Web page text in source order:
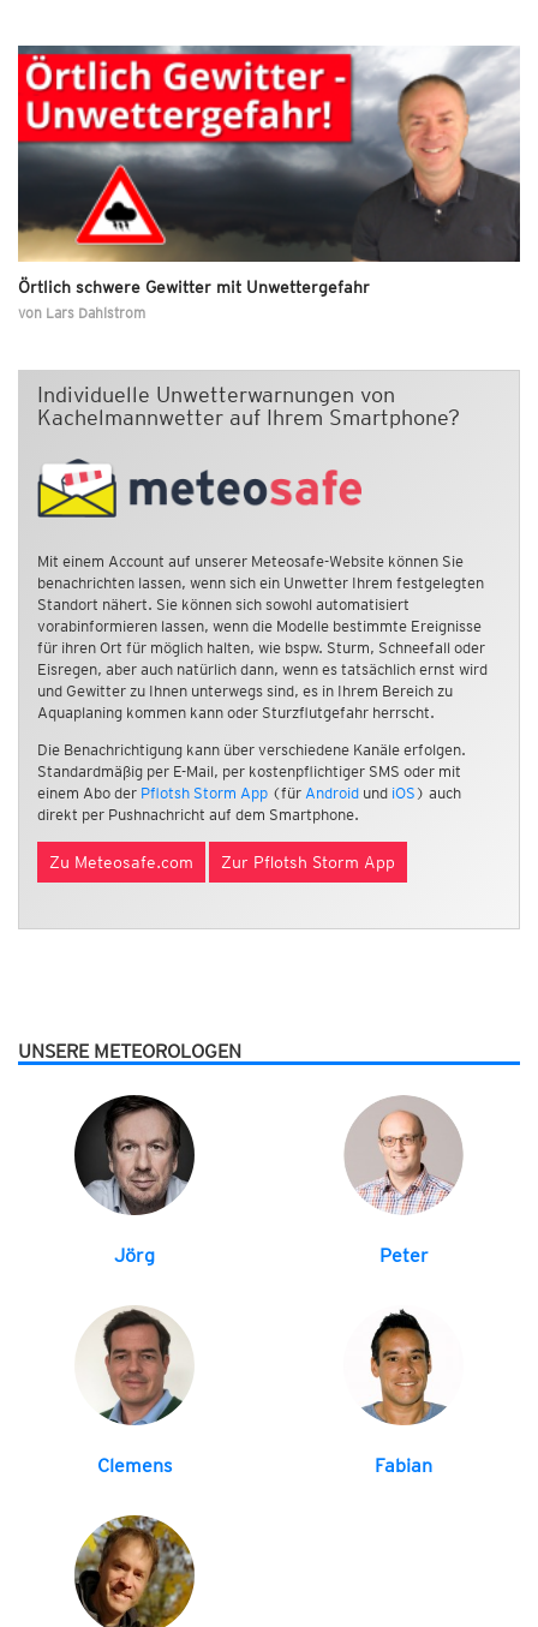
Örtlich schwere Gewitter mit Unwettergefahr
von Lars Dahlstrom
Individuelle Unwetterwarnungen von
Kachelmannwetter auf Ihrem Smartphone?
Mit einem Account auf unserer Meteosafe-Website können Sie
benachrichten lassen, wenn sich ein Unwetter Ihrem festgelegten
Standort nähert. Sie können sich sowohl automatisiert
vorabinformieren lassen, wenn die Modelle bestimmte Ereignisse
für ihren Ort für möglich halten, wie bspw. Sturm, Schneefall oder
Eisregen, aber auch natürlich dann, wenn es tatsächlich ernst wird
und Gewitter zu Ihnen unterwegs sind, es in Ihrem Bereich zu
Aquaplaning kommen kann oder Sturzflutgefahr herrscht.
Die Benachrichtigung kann über verschiedene Kanäle erfolgen.
Standardmäßig per E-Mail, per kostenpflichtiger SMS oder mit
einem Abo der Pflotsh Storm App (für Android und iOS ) auch
direkt per Pushnachricht auf dem Smartphone.
Zu Meteosafe.com Zur Pflotsh Storm App
UNSERE METEOROLOGEN
Jörg Peter
Clemens Fabian